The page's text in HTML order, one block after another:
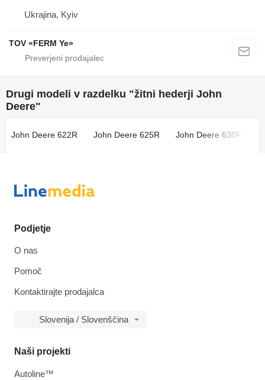
Ukrajina, Kyiv
TOV «FERM Ye»
Drugi modeli v razdelku "žitni hederji John
Deere"
John Deere 622R John Deere 625R John Deere 630F
Podjetje
O nas
Pomoč
Kontaktirajte prodajalca
Slovenija / Slovenščina
Naši projekti
Autoline™